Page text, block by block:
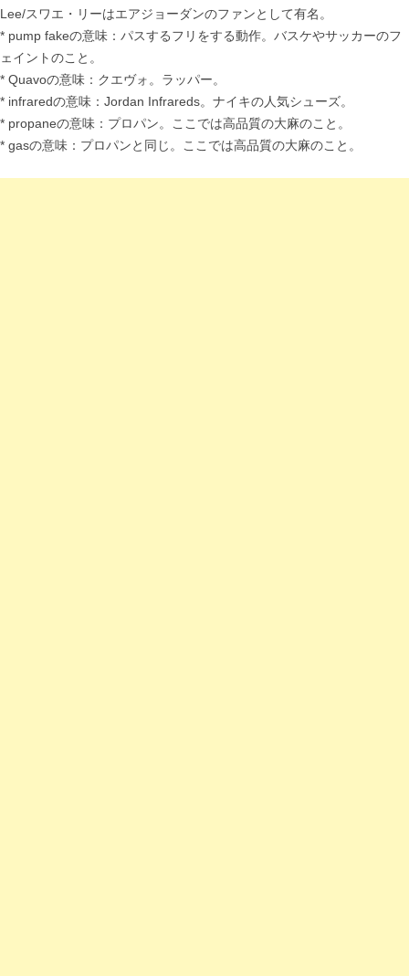
Lee/スワエ・リーはエアジョーダンのファンとして有名。
* pump fakeの意味：パスするフリをする動作。バスケやサッカーのフ
ェイントのこと。
* Quavoの意味：クエヴォ。ラッパー。
* infraredの意味：Jordan Infrareds。ナイキの人気シューズ。
* propaneの意味：プロパン。ここでは高品質の大麻のこと。
* gasの意味：プロパンと同じ。ここでは高品質の大麻のこと。